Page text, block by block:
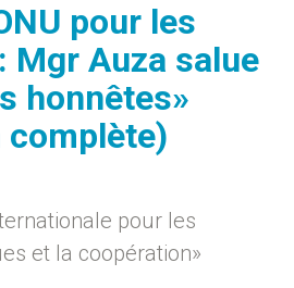
pour les
Mgr Auza salue
honnêtes»
pour les
et la coopération»